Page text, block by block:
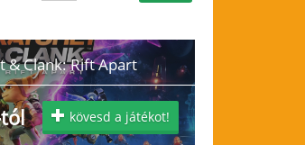
& Clank: Rift Apart
kövesd a játékot!